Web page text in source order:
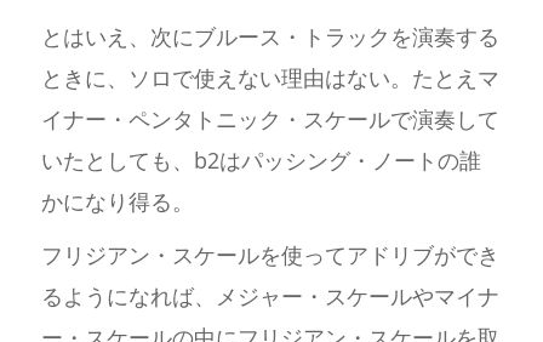
とはいえ、次にブルース・トラックを演奏する
ときに、ソロで使えない理由はない。たとえマ
イナー・ペンタトニック・スケールで演奏して
いたとしても、b2はパッシング・ノートの誰
かになり得る。
フリジアン・スケールを使ってアドリブができ
るようになれば、メジャー・スケールやマイナ